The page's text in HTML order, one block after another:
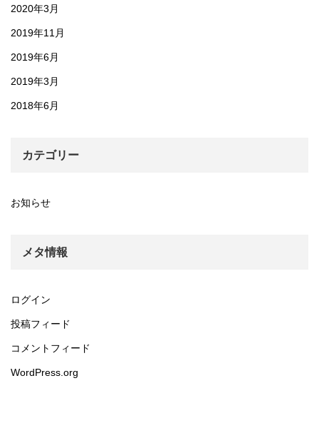
2020年3月
2019年11月
2019年6月
2019年3月
2018年6月
カテゴリー
お知らせ
メタ情報
ログイン
投稿フィード
コメントフィード
WordPress.org